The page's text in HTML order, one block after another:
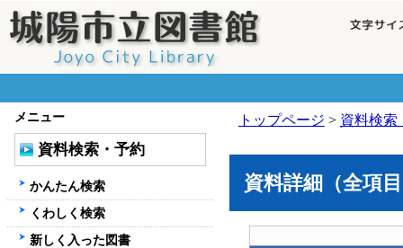
トップページ > 資料検索
資料詳細（全項
メニュー
資料検索・予約
かんたん検索
くわしく検索
新しく入った図書